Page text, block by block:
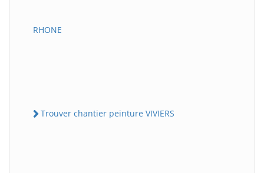
RHONE
Trouver chantier peinture VIVIERS